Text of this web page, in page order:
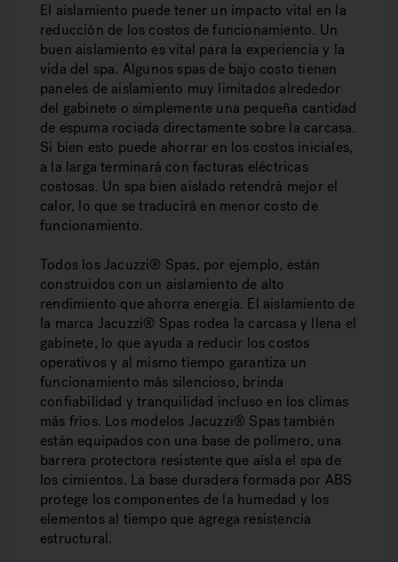
El aislamiento puede tener un impacto vital en la
reducción de los costos de funcionamiento. Un
buen aislamiento es vital para la experiencia y la
vida del spa. Algunos spas de bajo costo tienen
paneles de aislamiento muy limitados alrededor
del gabinete o simplemente una pequeña cantidad
de espuma rociada directamente sobre la carcasa.
Si bien esto puede ahorrar en los costos iniciales,
a la larga terminará con facturas eléctricas
costosas. Un spa bien aislado retendrá mejor el
calor, lo que se traducirá en menor costo de
funcionamiento.
Todos los Jacuzzi® Spas, por ejemplo, están
construidos con un aislamiento de alto
rendimiento que ahorra energía. El aislamiento de
la marca Jacuzzi® Spas rodea la carcasa y llena el
gabinete, lo que ayuda a reducir los costos
operativos y al mismo tiempo garantiza un
funcionamiento más silencioso, brinda
confiabilidad y tranquilidad incluso en los climas
más fríos. Los modelos Jacuzzi® Spas también
están equipados con una base de polímero, una
barrera protectora resistente que aísla el spa de
los cimientos. La base duradera formada por ABS
protege los componentes de la humedad y los
elementos al tiempo que agrega resistencia
estructural.